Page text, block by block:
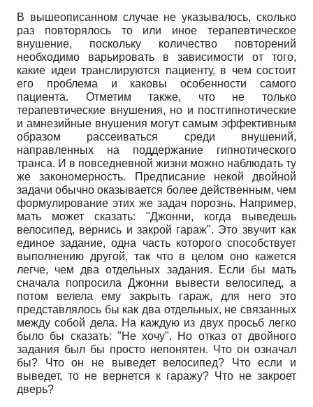
В вышеописанном случае не указывалось, сколько
раз повторялось то или иное терапевтическое
внушение, поскольку количество повторений
необходимо варьировать в зависимости от того,
какие идеи транслируются пациенту, в чем состоит
его проблема и каковы особенности самого
пациента. Отметим также, что не только
терапевтические внушения, но и постгипнотические
и амнезийные внушения могут самым эффективным
образом рассеиваться среди внушений,
направленных на поддержание гипнотического
транса. И в повседневной жизни можно наблюдать ту
же закономерность. Предписание некой двойной
задачи обычно оказывается более действенным, чем
формулирование этих же задач порознь. Например,
мать может сказать: "Джонни, когда выведешь
велосипед, вернись и закрой гараж". Это звучит как
единое задание, одна часть которого способствует
выполнению другой, так что в целом оно кажется
легче, чем два отдельных задания. Если бы мать
сначала попросила Джонни вывести велосипед, а
потом велела ему закрыть гараж, для него это
представлялось бы как два отдельных, не связанных
между собой дела. На каждую из двух просьб легко
было бы сказать: "Не хочу". Но отказ от двойного
задания был бы просто непонятен. Что он означал
бы? Что он не выведет велосипед? Что если и
выведет, то не вернется к гаражу? Что не закроет
дверь?